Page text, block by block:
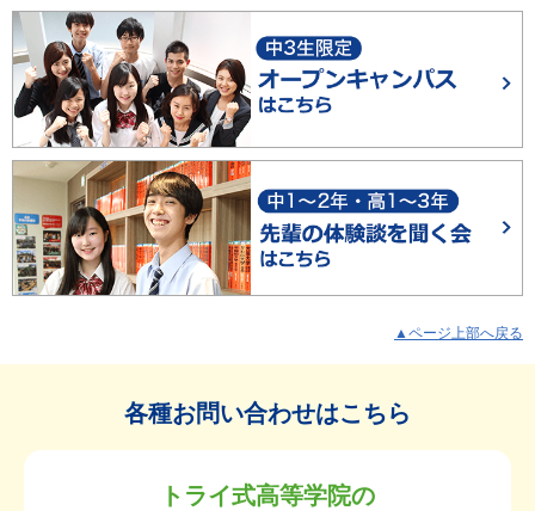
▲ページ上部へ戻る
各種お問い合わせはこちら
トライ式高等学院の